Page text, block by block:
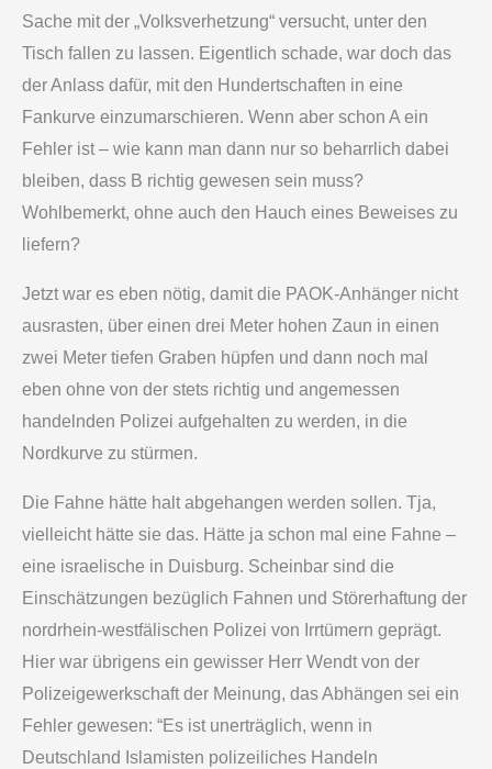
Sache mit der „Volksverhetzung“ versucht, unter den
Tisch fallen zu lassen. Eigentlich schade, war doch das
der Anlass dafür, mit den Hundertschaften in eine
Fankurve einzumarschieren. Wenn aber schon A ein
Fehler ist – wie kann man dann nur so beharrlich dabei
bleiben, dass B richtig gewesen sein muss?
Wohlbemerkt, ohne auch den Hauch eines Beweises zu
liefern?
Jetzt war es eben nötig, damit die PAOK-Anhänger nicht
ausrasten, über einen drei Meter hohen Zaun in einen
zwei Meter tiefen Graben hüpfen und dann noch mal
eben ohne von der stets richtig und angemessen
handelnden Polizei aufgehalten zu werden, in die
Nordkurve zu stürmen.
Die Fahne hätte halt abgehangen werden sollen. Tja,
vielleicht hätte sie das. Hätte ja schon mal eine Fahne –
eine israelische in Duisburg. Scheinbar sind die
Einschätzungen bezüglich Fahnen und Störerhaftung der
nordrhein-westfälischen Polizei von Irrtümern geprägt.
Hier war übrigens ein gewisser Herr Wendt von der
Polizeigewerkschaft der Meinung, das Abhängen sei ein
Fehler gewesen: “Es ist unerträglich, wenn in
Deutschland Islamisten polizeiliches Handeln